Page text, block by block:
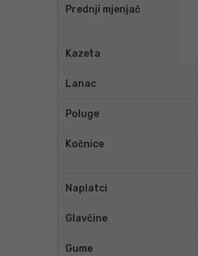
Prednji mjenjač
Kazeta
Lanac
Poluge
Kočnice
Naplatci
Glavčine
Gume